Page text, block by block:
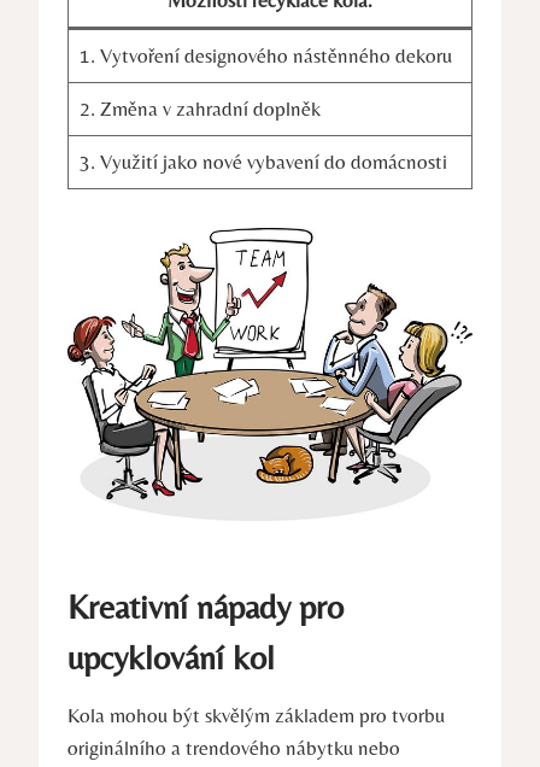
1. Vytvoření designového nástěnného dekoru
2. Změna v zahradní doplněk
3. Využití jako nové vybavení do domácnosti
Kreativní nápady pro
upcyklování kol
Kola mohou být skvělým základem pro tvorbu
originálního a trendového nábytku nebo